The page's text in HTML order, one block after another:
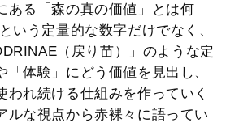
ある「森の真の価値」とは何
いう定量的な数字だけでなく、
（戻り苗）」のような定
「体験」にどう価値を見出し、
われ続ける仕組みを作っていく
ルな視点から赤裸々に語ってい